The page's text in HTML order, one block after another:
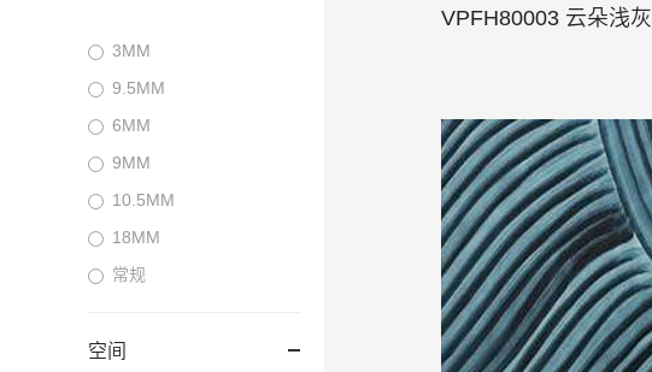
VPFH80003 云朵浅灰
3MM
9.5MM
6MM
9MM
10.5MM
18MM
常规
空间